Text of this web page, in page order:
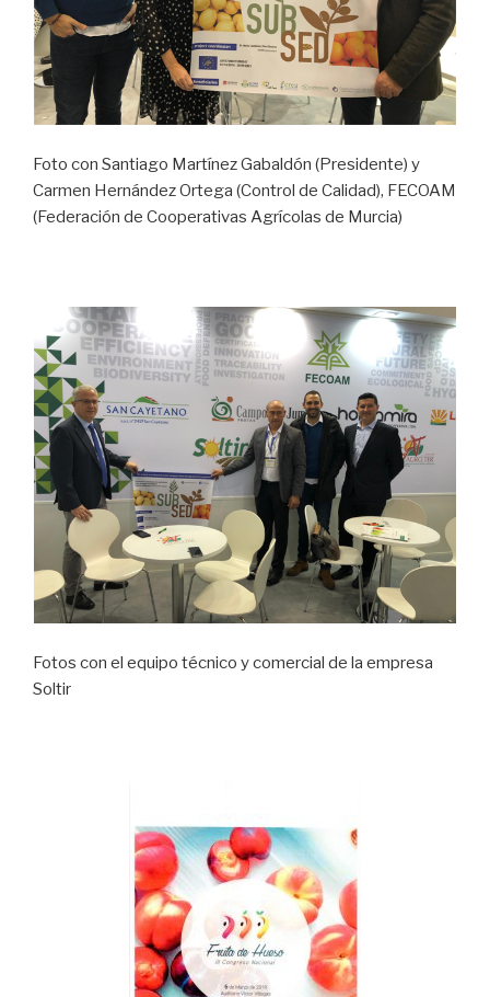
Foto con Santiago Martínez Gabaldón (Presidente) y
Carmen Hernández Ortega (Control de Calidad), FECOAM
(Federación de Cooperativas Agrícolas de Murcia)
Fotos con el equipo técnico y comercial de la empresa
Soltir